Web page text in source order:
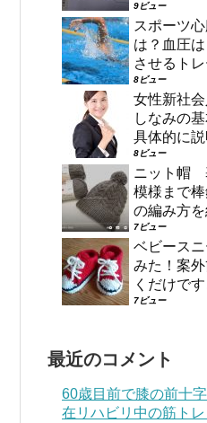
9ビュー
スポーツ
は？血圧
させるト
8ビュー
女性新社
しなみの
具体的に説
8ビュー
ニット帽
模様まで
の編み方
7ビュー
ベビース
みた！案
くだけで
7ビュー
最近のコメント
60歳目前で膝の前十
在リハビリ中の筋ト